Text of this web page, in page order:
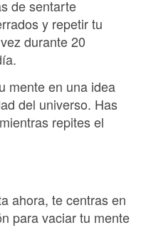
de sentarte
y repetir tu
durante 20
mente en una idea
del universo. Has
repites el
ahora, te centras en
para vaciar tu mente